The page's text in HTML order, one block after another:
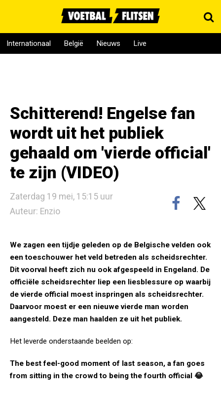
Internationaal België Nieuws Live
Schitterend! Engelse fan
wordt uit het publiek
gehaald om 'vierde official'
te zijn (VIDEO)
Zaterdag 19 mei, 15:15 uur
Auteur: Enzio
We zagen een tijdje geleden op de Belgische velden ook
een toeschouwer het veld betreden als scheidsrechter.
Dit voorval heeft zich nu ook afgespeeld in Engeland. De
officiële scheidsrechter liep een liesblessure op waarbij
de vierde official moest inspringen als scheidsrechter.
Daarvoor moest er een nieuwe vierde man worden
aangesteld. Deze man haalden ze uit het publiek.
Het leverde onderstaande beelden op:
The best feel-good moment of last season, a fan goes
from sitting in the crowd to being the fourth official 😂